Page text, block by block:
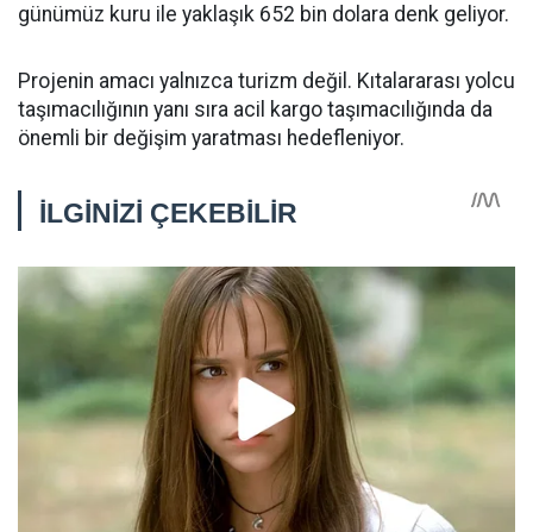
günümüz kuru ile yaklaşık 652 bin dolara denk geliyor.
Projenin amacı yalnızca turizm değil. Kıtalararası yolcu
taşımacılığının yanı sıra acil kargo taşımacılığında da
önemli bir değişim yaratması hedefleniyor.